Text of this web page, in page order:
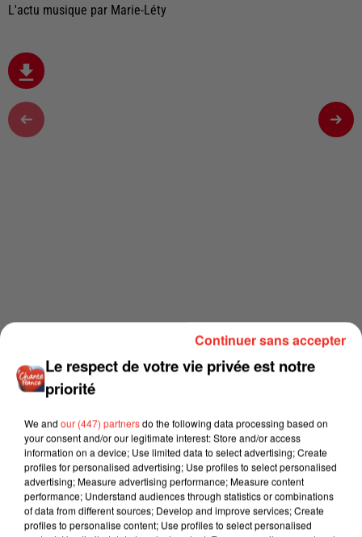
L'actu musique par Marie-Léty
Le respect de votre vie privée est notre
priorité
We and our (447) partnersdo the following data processing based on
your consent and/or our legitimate interest: Store and/or access
information on a device; Use limited data to select advertising; Create
profiles for personalised advertising; Use profiles to select personalised
advertising; Measure advertising performance; Measure content
performance; Understand audiences through statistics or combinations
of data from different sources; Develop and improve services; Create
profiles to personalise content; Use profiles to select personalised
Continuer sans accepter